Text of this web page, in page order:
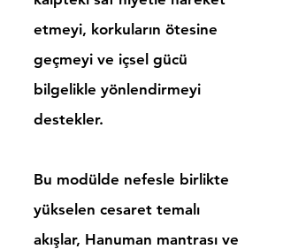
etmeyi, korkuların ötesine
geçmeyi ve içsel gücü
bilgelikle yönlendirmeyi
destekler.
Bu modülde nefesle birlikte
yükselen cesaret temalı
akışlar, Hanuman mantrası ve